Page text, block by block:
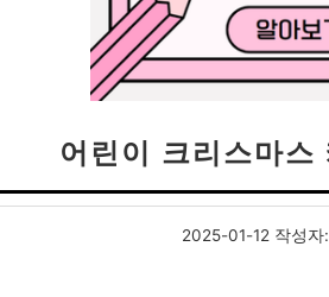
어린이 크리스마스
2025-01-12 작성자: